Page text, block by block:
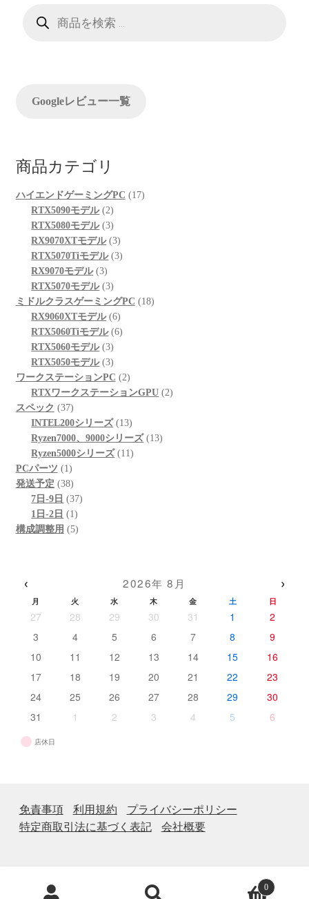
ー
ンGoogleレビュー一覧
商品カテゴリ
ハイエンドゲーミングPC 1717
RTX5090モデル 22
個
の
商
RTX5080モデル 33
個
の
品
RX9070XTモデル 33
個
品
RTX5070Tiモデル 33
商
品
RX9070モデル 33
個
の
商
品
RTX5070モデル 33
個
の
商
品
ミドルクラスゲーミングPC 1818
RX9060XTモデル 66
個
品
RTX5060Tiモデル 66
商
品
RTX5060モデル 33
個
の
商
RTX5050モデル 33
個
の
品
ワークステーションPC 22
個
商
品
RTXワークステーションGPU 22
スペック 3737
個
の
商
品
INTEL200シリーズ 1313
個
の
Ryzen7000、9000シリーズ 1313
Ryzen5000シリーズ 1111
PCパーツ 1 1
個
の
商
品
発送予定 3838
個
の
商
7日-9日 3737
1日-2日 11
個
構成調整用 55
‹ 2026年 8月 ›
月 火 水 木 金 土 日
27 28 29 30 31 1
2
3
4 5 6 7 8
9
10
11 12 13 14 15
16
17
18 19 20 21 22
23
24
25 26 27 28 29
30
31
1 2 3 4 5 6
店休日
免責事項 利用規約
プライバシーポリシー
特定商取引法に基づく表記
会社概要
0